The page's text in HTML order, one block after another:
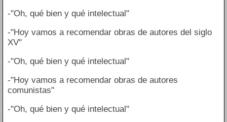
-"Oh, qué bien y qué intelectual"
-"Hoy vamos a recomendar obras de autores del siglo
XV"
-"Oh, qué bien y qué intelectual"
-"Hoy vamos a recomendar obras de autores
comunistas"
-"Oh, qué bien y qué intelectual"